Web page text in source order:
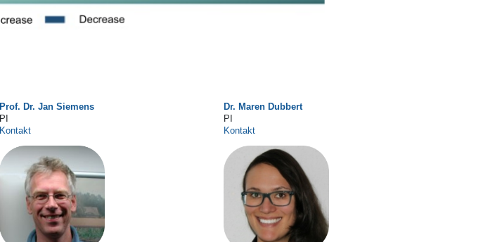
Prof. Dr. Jan Siemens
PI
Kontakt
Dr. Maren Dubbert
PI
Kontakt